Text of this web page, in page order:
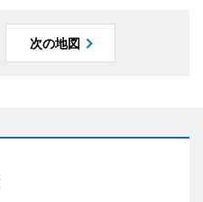
次の地図